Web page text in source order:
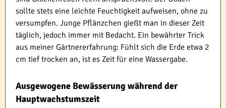
sollte stets eine leichte Feuchtigkeit aufweisen, ohne zu
versumpfen. Junge Pflänzchen gießt man in dieser Zeit
täglich, jedoch immer mit Bedacht. Ein bewährter Trick
aus meiner Gärtnererfahrung: Fühlt sich die Erde etwa 2
cm tief trocken an, ist es Zeit für eine Wassergabe.
Ausgewogene Bewässerung während der
Hauptwachstumszeit